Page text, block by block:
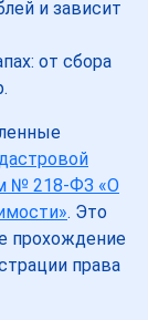
и зависит
от сбора
№ 218-ФЗ «О
. Это
прохождение
права